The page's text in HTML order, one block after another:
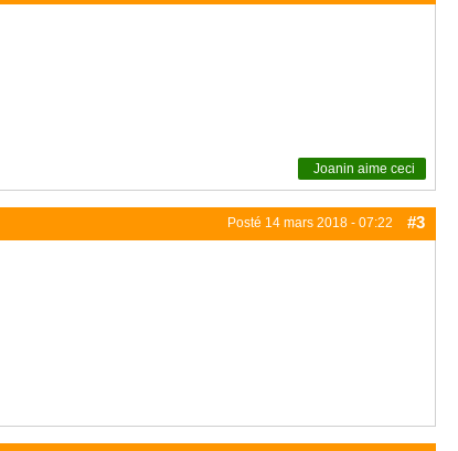
Joanin aime ceci
Posté 14 mars 2018 - 07:22 #3